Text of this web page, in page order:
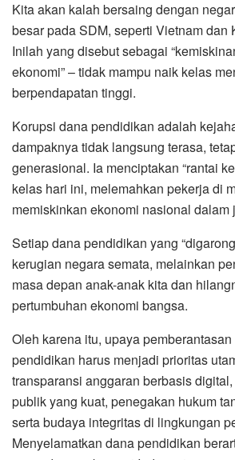
Kita akan kalah bersaing dengan
besar pada SDM, seperti Vietnam dan
Inilah yang disebut sebagai
ekonomi” – tidak mampu naik kelas
berpendapatan tinggi.
Korupsi dana pendidikan adalah
dampaknya tidak langsung terasa,
generasional. Ia menciptakan “rantai
kelas hari ini, melemahkan pekerja di
memiskinkan ekonomi nasional dalam
Setiap dana pendidikan yang
kerugian negara semata, melainkan
masa depan anak-anak kita dan
pertumbuhan ekonomi bangsa.
Oleh karena itu, upaya
pendidikan harus menjadi prioritas
transparansi anggaran berbasis
publik yang kuat, penegakan hukum
serta budaya integritas di lingkungan
Menyelamatkan dana pendidikan